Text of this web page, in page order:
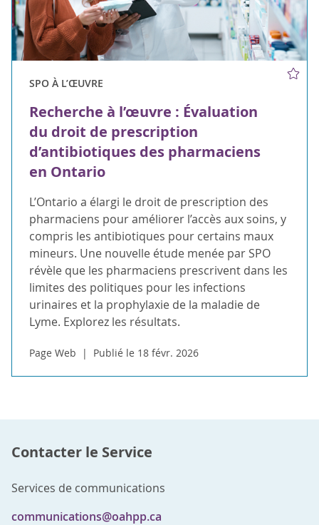
SPO À L’ŒUVRE
Recherche à l’œuvre : Évaluation
du droit de prescription
d’antibiotiques des pharmaciens
en Ontario
L’Ontario a élargi le droit de prescription des
pharmaciens pour améliorer l’accès aux soins, y
compris les antibiotiques pour certains maux
mineurs. Une nouvelle étude menée par SPO
révèle que les pharmaciens prescrivent dans les
limites des politiques pour les infections
urinaires et la prophylaxie de la maladie de
Lyme. Explorez les résultats.
Page Web Publié le 18 févr. 2026
Contacter le Service
Services de communications
communications@oahpp.ca